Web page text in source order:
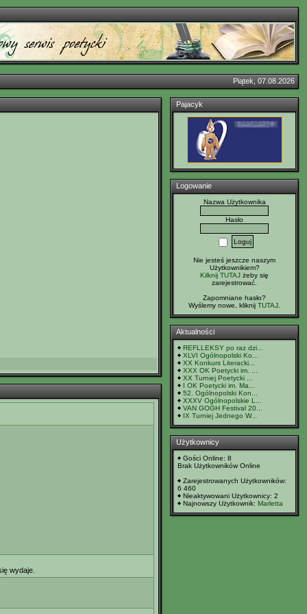
Piątek, 07.08.2026
wydaje.
Pajacyk
Logowanie
Nazwa Użytkownika
Hasło
Nie jesteś jeszcze naszym
Użytkownikiem?
Kilknij TUTAJ żeby się
zarejestrować.
Zapomniane hasło?
Wyślemy nowe, kliknij TUTAJ
Aktualności
REFLLEKSY po raz dzi...
XLVI Ogólnopolski Ko...
XX Konkurs Literacki...
XXX OK Poetycki im. ...
XX Turniej Poetycki ...
I OK Poetycki im. Ma...
52. Ogólnopolski Kon...
XXXV Ogólnopolskie L...
VAN GOGH Festival 20...
IX Turniej Jednego W...
Użytkownicy
Gości Online: 8
Brak Użytkowników Online
Zarejestrowanych Użytkowników:
6 460
Nieaktywowani Użytkownicy: 2
Najnowszy Użytkownik: Marletta